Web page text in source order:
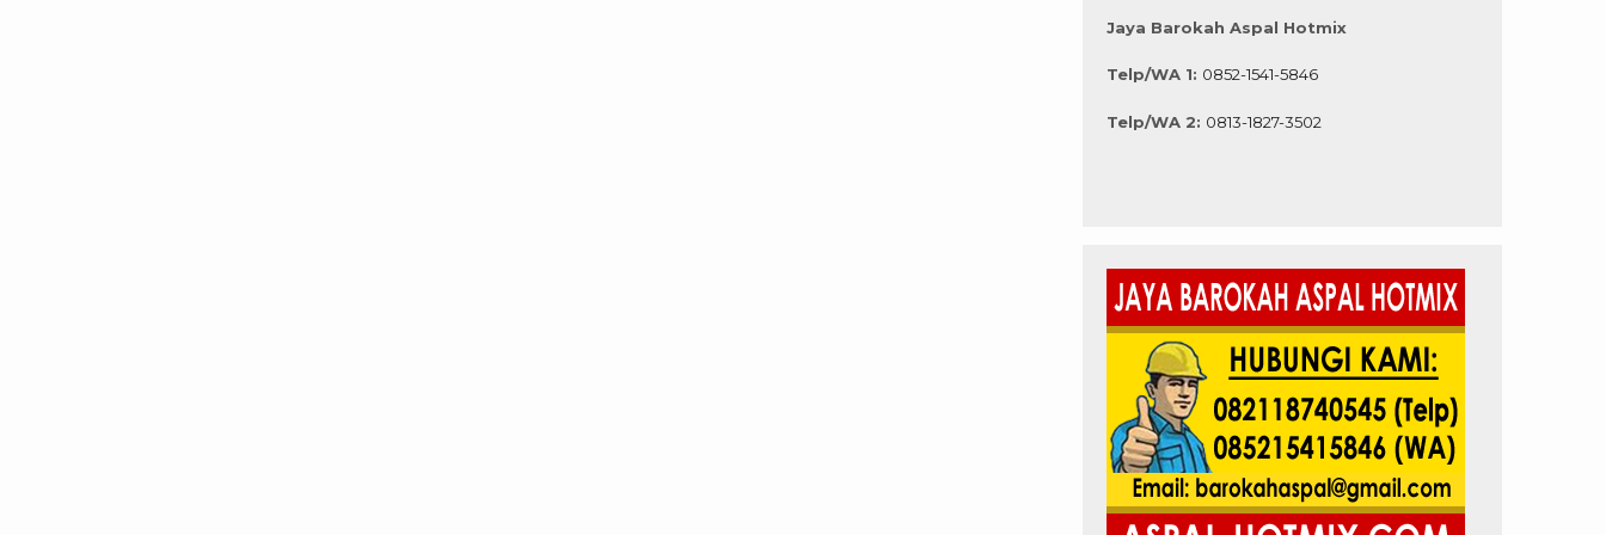
Jaya Barokah Aspal Hotmix
Telp/WA 1: 0852-1541-5846
Telp/WA 2: 0813-1827-3502